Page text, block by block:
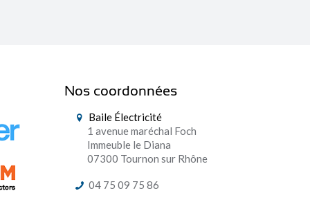
Nos coordonnées
Baile Électricité
1 avenue maréchal Foch
Immeuble le Diana
07300 Tournon sur Rhône
04 75 09 75 86